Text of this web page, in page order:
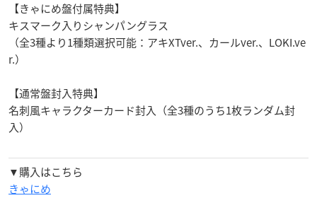
【きゃにめ盤付属特典】
キスマーク入りシャンパングラス
（全3種より1種類選択可能：アキXTver.、カールver.、LOKI.ve
r.）
【通常盤封入特典】
名刺風キャラクターカード封入（全3種のうち1枚ランダム封
入）
▼購入はこちら
きゃにめ